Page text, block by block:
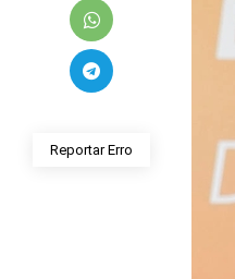
Reportar Erro